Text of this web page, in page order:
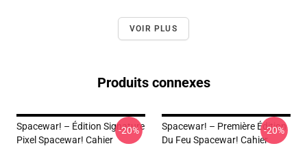
VOIR PLUS
Produits connexes
Spacewar! – Édition Signature
Pixel Spacewar! Cahier
-20%
Spacewar! – Première Édition
Du Feu Spacewar! Cahier
-20%